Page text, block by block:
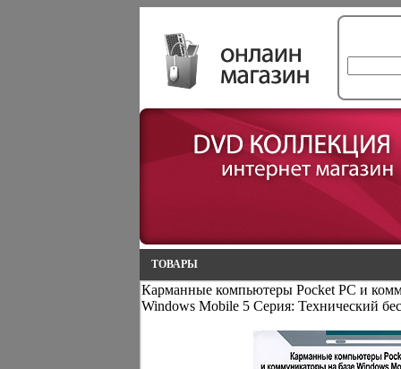
ТОВАРЫ
Карманные компьютеры Pocket PC и
Windows Mobile 5 Серия: Технический